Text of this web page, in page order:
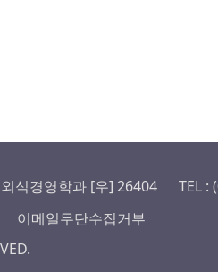
식경영학과 [우] 26404
TEL :
이메일무단수집거부